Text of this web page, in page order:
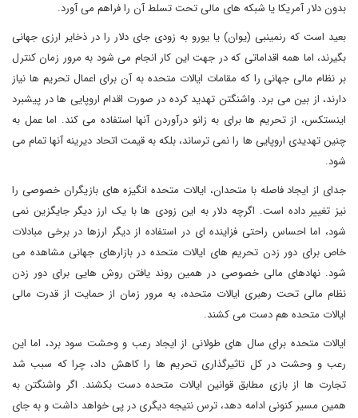
بدون دلار آمریکا یا شبکه های مالی تحت تسلط آن را فراهم می آورد.
بعید است که رنمینبی (یوان) یا یورو به زودی جای دلار را در ذخایر ارزی جهانی
بگیرند، اما همه اقداماتی که در جهت این کار انجام می شود به مرور زمان کنترل
بر نظام مالی جهانی را که مقامات ایالات متحده به آن برای اعمال تحریم ها نیاز
دارند، از بین می برد. واشنگتن تهدید کرده در صورت اقدام اروپایی ها در پیشبرد
اینستکس، از تحریم ها برای به زانو درآوردن آنها استفاده می کند. اما عمل به
چنین تهدیدی اروپایی ها را نمی ترساند، بلکه به قیمت اتحاد دیرینه آنها تمام می
شود.
جدای از ایجاد فاصله با متحدان، ایالات متحده انگیزه های بازیگران خصوصی را
نیز تغییر داده است. اگرچه دلار به این زودی ها با یک ارز دیگر جایگزین نمی
شود، اما احساس راحتی فزاینده ای در استفاده از دیگر ارزها در برخی مبادلات
خاص برای دور زدن تحریم های ایالات متحده در بازارهای جهانی مشاهده می
شود. نهادهای مالی خصوصی در همین روند یافتن روش هایی برای دور زدن
نظام مالی تحت رهبری ایالات متحده، به مرور زمان از حمایت از قدرت مالی
ایالات متحده هم دست می کشند.
ایالات متحده برای سال های طولانی از ایجاد رعب و وحشت سود برد، اما این
رعب و وحشت در کل تاثیرگذاری تحریم ها را کاهش داد، چرا که سبب شد
تجارت ها از بازی مطابق قوانین ایالات متحده دست بکشند. اگر واشنگتن به
همین مسیر کنونی ادامه دهد، ترس نتیجه دیگری در پی خواهد داشت و به جای